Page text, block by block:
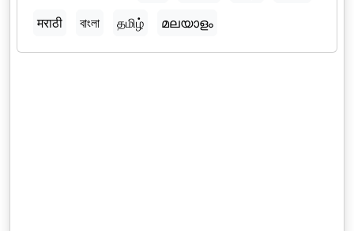
मराठी
বাংলা தமிழ் മലയാളം